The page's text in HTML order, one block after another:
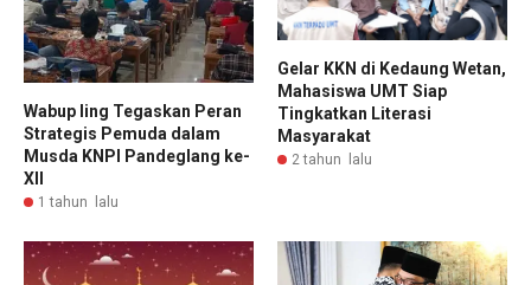
Wabup Iing Tegaskan Peran
Strategis Pemuda dalam
Musda KNPI Pandeglang ke-
XII
1 tahun lalu
Gelar KKN di Kedaung Wetan,
Mahasiswa UMT Siap
Tingkatkan Literasi
Masyarakat
2 tahun lalu